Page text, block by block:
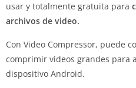
usar y totalmente gratuita para
archivos de video.
Con Video Compressor, puede
comprimir videos grandes para
dispositivo Android.